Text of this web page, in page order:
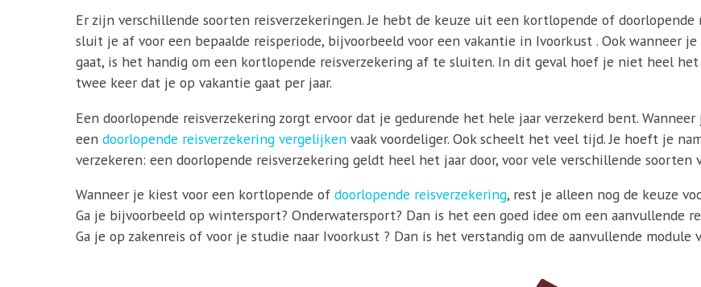
Er zijn verschillende soorten reisverzekeringen. Je hebt de keuze uit een kortlopende of doorlopende
sluit je af voor een bepaalde reisperiode, bijvoorbeeld voor een vakantie in Ivoorkust . Ook wanneer
gaat, is het handig om een kortlopende reisverzekering af te sluiten. In dit geval hoef je niet heel
twee keer dat je op vakantie gaat per jaar.
Een doorlopende reisverzekering zorgt ervoor dat je gedurende het hele jaar verzekerd bent.
eendoorlopende reisverzekering vergelijken vaak voordeliger. Ook scheelt het veel tijd. Je hoeft je
verzekeren: een doorlopende reisverzekering geldt heel het jaar door, voor vele verschillende soorten
Wanneer je kiest voor een kortlopende ofdoorlopende reisverzekering, rest je alleen nog de keuze
Ga je bijvoorbeeld op wintersport? Onderwatersport? Dan is het een goed idee om een aanvullende
Ga je op zakenreis of voor je studie naar Ivoorkust ? Dan is het verstandig om de aanvullende